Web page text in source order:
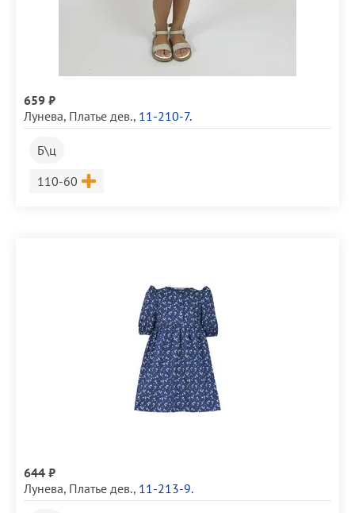
659 ₽
Лунева, Платье дев., 11-210-7.
Б\ц
Размер
110-60
644 ₽
Лунева, Платье дев., 11-213-9.